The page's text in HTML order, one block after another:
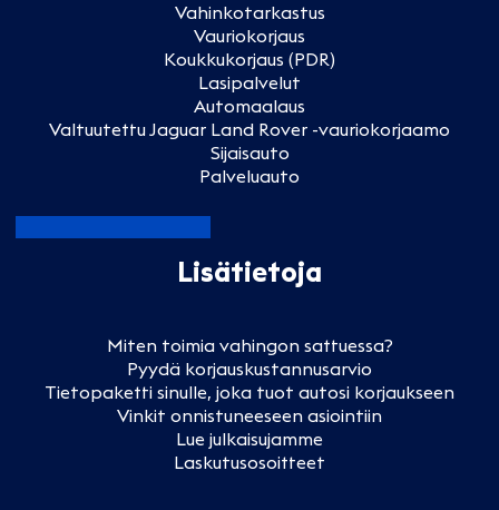
Vahinkotarkastus
Vauriokorjaus
Koukkukorjaus (PDR)
Lasipalvelut
Automaalaus
Valtuutettu Jaguar Land Rover -vauriokorjaamo
Sijaisauto
Palveluauto
Lisätietoja
Miten toimia vahingon sattuessa?
Pyydä korjauskustannusarvio
Tietopaketti sinulle, joka tuot autosi korjaukseen
Vinkit onnistuneeseen asiointiin
Lue julkaisujamme
Laskutusosoitteet